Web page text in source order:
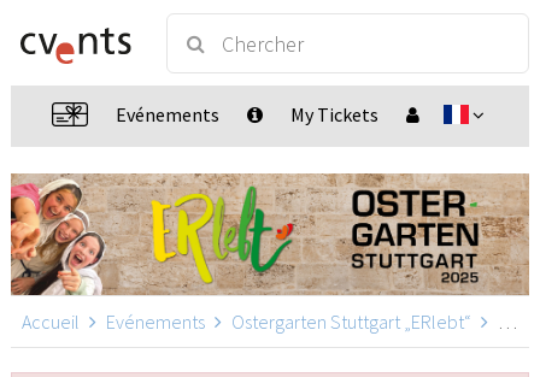
Evénements My Tickets
Accueil Evénements Ostergarten Stuttgart „ERlebt“